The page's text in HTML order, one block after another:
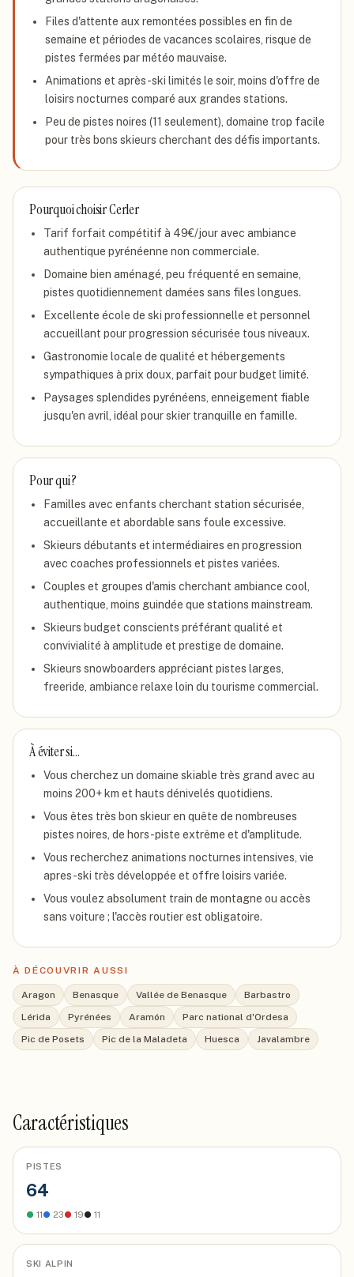
Files d'attente aux remontées possibles en fin de
semaine et périodes de vacances scolaires, risque de
pistes fermées par météo mauvaise.
Animations et après-ski limités le soir, moins d'offre de
loisirs nocturnes comparé aux grandes stations.
Peu de pistes noires (11 seulement), domaine trop facile
pour très bons skieurs cherchant des défis importants.
Pourquoi choisirCerler
Tarif forfait compétitif à 49€/jour avec ambiance
authentique pyrénéenne non commerciale.
Domaine bien aménagé, peu fréquenté en semaine,
pistes quotidiennement damées sans files longues.
Excellente école de ski professionnelle et personnel
accueillant pour progression sécurisée tous niveaux.
Gastronomie locale de qualité et hébergements
sympathiques à prix doux, parfait pour budget limité.
Paysages splendides pyrénéens, enneigement fiable
jusqu'en avril, idéal pour skier tranquille en famille.
Pour qui ?
Familles avec enfants cherchant station sécurisée,
accueillante et abordable sans foule excessive.
Skieurs débutants et intermédiaires en progression
avec coaches professionnels et pistes variées.
Couples et groupes d'amis cherchant ambiance cool,
authentique, moins guindée que stations mainstream.
Skieurs budget conscients préférant qualité et
convivialité à amplitude et prestige de domaine.
Skieurs snowboarders appréciant pistes larges,
freeride, ambiance relaxe loin du tourisme commercial.
À éviter si…
Vous cherchez un domaine skiable très grand avec au
moins 200+ km et hauts dénivelés quotidiens.
Vous êtes très bon skieur en quête de nombreuses
pistes noires, de hors-piste extrême et d'amplitude.
Vous recherchez animations nocturnes intensives, vie
apres-ski très développée et offre loisirs variée.
Vous voulez absolument train de montagne ou accès
sans voiture ; l'accès routier est obligatoire.
À DÉCOUVRIR AUSSI
Aragon Benasque Vallée de Benasque
Barbastro
Lérida
Pyrénées Aramón
Parc national d'Ordesa
Pic de Posets
Pic de la Maladeta Huesca Javalambre
Caractéristiques
PISTES
64
● 11● 23● 19● 11
SKI ALPIN